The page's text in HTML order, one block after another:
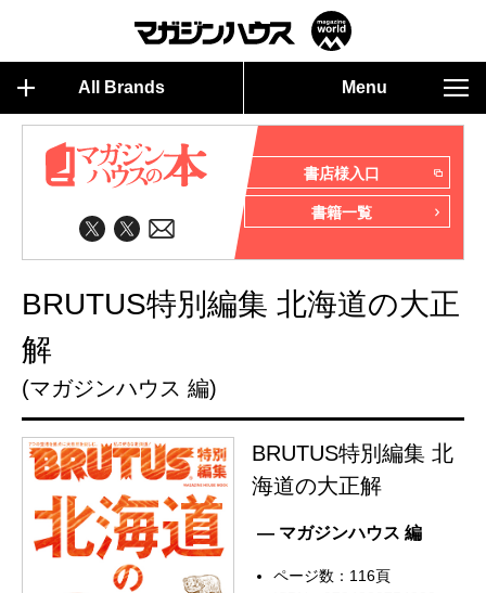
All Brands Menu
書店様入口
書籍一覧
BRUTUS特別編集 北海道の大正
解
(マガジンハウス 編)
BRUTUS特別編集 北
海道の大正解
— マガジンハウス 編
ページ数：116頁